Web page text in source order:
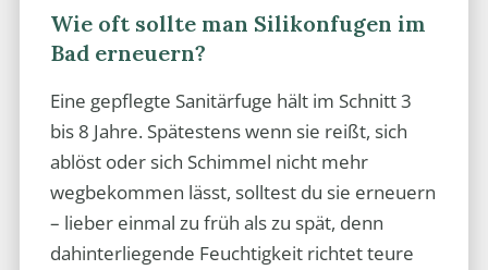
Wie oft sollte man Silikonfugen im
Bad erneuern?
Eine gepflegte Sanitärfuge hält im Schnitt 3
bis 8 Jahre. Spätestens wenn sie reißt, sich
ablöst oder sich Schimmel nicht mehr
wegbekommen lässt, solltest du sie erneuern
– lieber einmal zu früh als zu spät, denn
dahinterliegende Feuchtigkeit richtet teure